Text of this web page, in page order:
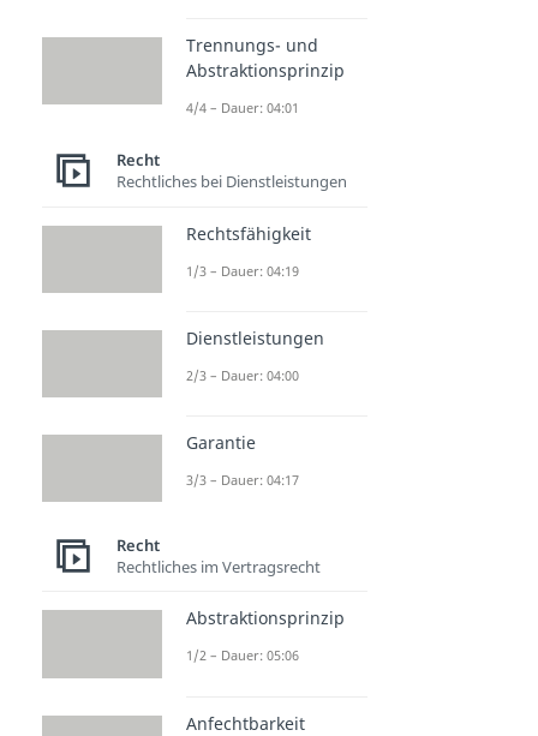
Trennungs- und
Abstraktionsprinzip
4/4 – Dauer: 04:01
Recht
Rechtliches bei Dienstleistungen
Rechtsfähigkeit
1/3 – Dauer: 04:19
Dienstleistungen
2/3 – Dauer: 04:00
Garantie
3/3 – Dauer: 04:17
Recht
Rechtliches im Vertragsrecht
Abstraktionsprinzip
1/2 – Dauer: 05:06
Anfechtbarkeit